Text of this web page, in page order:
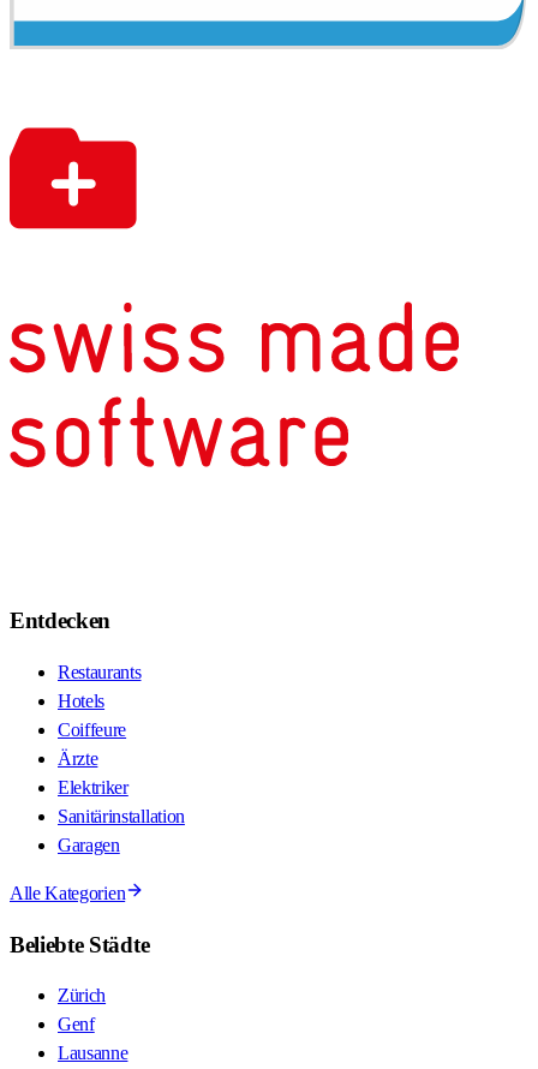
Entdecken
Restaurants
Hotels
Coiffeure
Ärzte
Elektriker
Sanitärinstallation
Garagen
Alle Kategorien
Beliebte Städte
Zürich
Genf
Lausanne